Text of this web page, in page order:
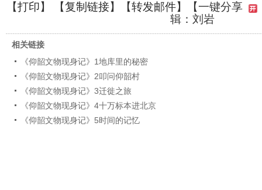
【打印】 【复制链接】【转发邮件】
【一键分享
辑：刘岩
相关链接
《仰韶文物现身记》1地库里的秘密
《仰韶文物现身记》2叩问仰韶村
《仰韶文物现身记》3迁徙之旅
《仰韶文物现身记》4十万标本进北京
《仰韶文物现身记》5时间的记忆